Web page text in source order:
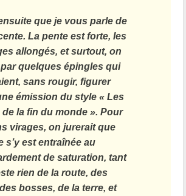
que je vous parle de
La pente est forte, les
allongés, et surtout, on
quelques épingles qui
sans rougir, figurer
émission du style « Les
la fin du monde ». Pour
virages, on jurerait que
s’y est entraînée au
de saturation, tant
rien de la route, des
bosses, de la terre, et